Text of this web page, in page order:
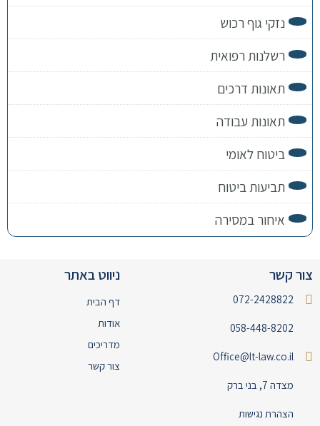
נזקי גוף רכוש
רשלנות רפואית
תאונות דרכים
תאונות עבודה
ביטוח לאומי
תביעות ביטוח
איחור במסירה
צור קשר
072-2428822
058-448-8202
Office@lt-law.co.il
מצדה 7, בני ברק
הצהרת נגישות
ניווט באתר
דף הבית
אודות
מדריכים
צור קשר